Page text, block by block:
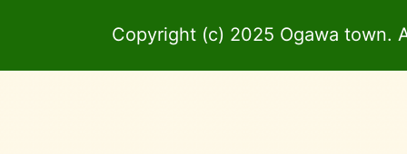
Copyright (c) 2025 Ogawa town.